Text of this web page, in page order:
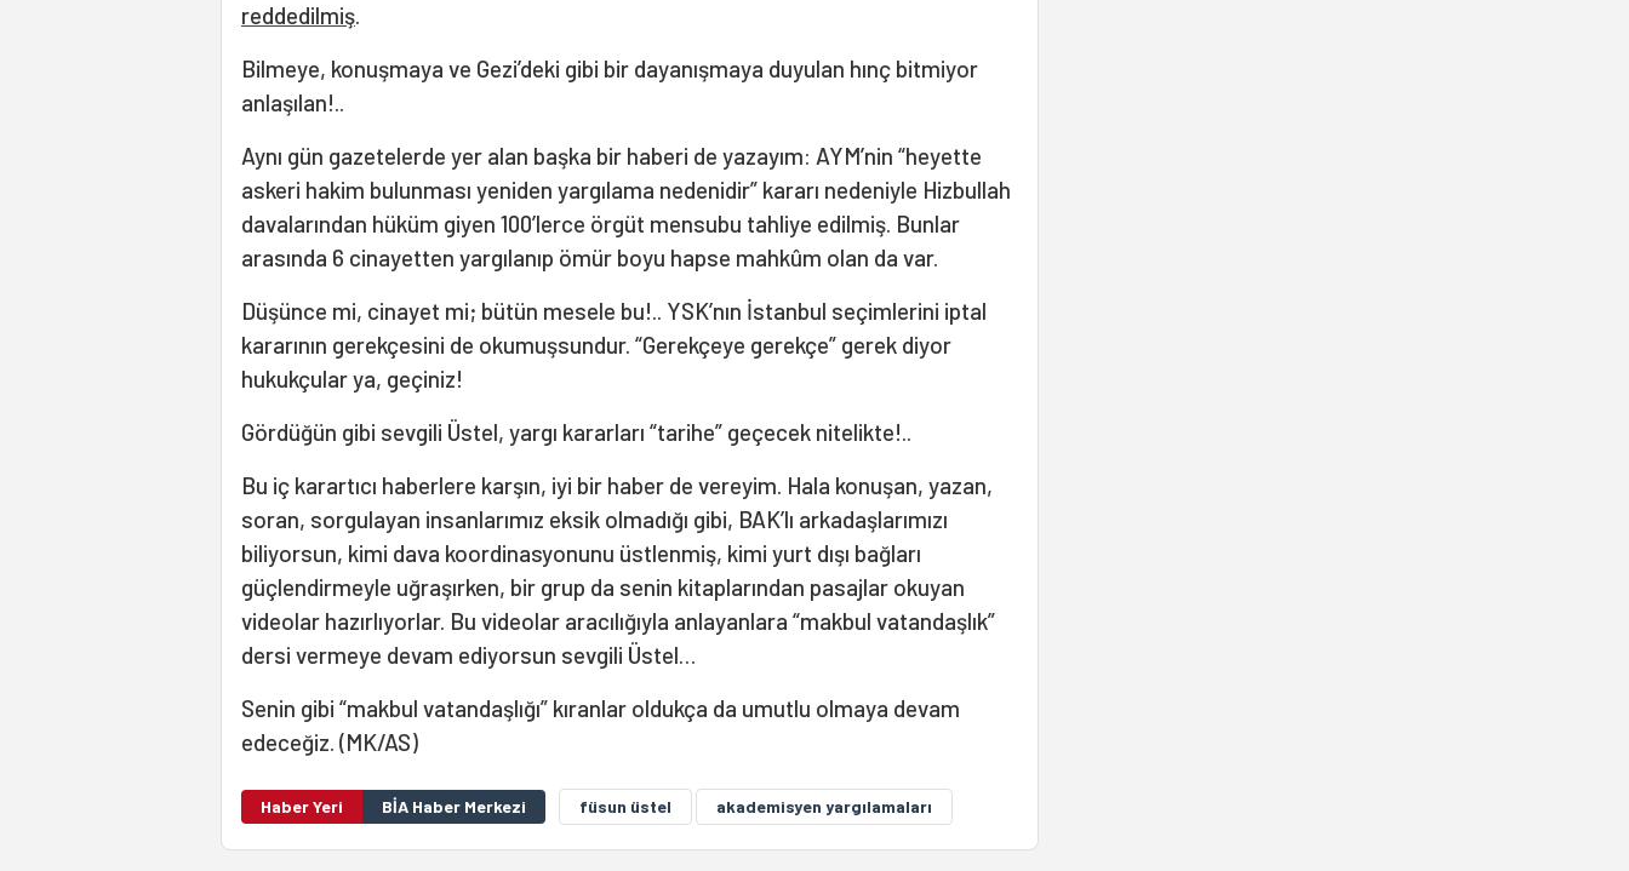
reddedilmiş.
Bilmeye, konuşmaya ve Gezi’deki gibi bir dayanışmaya duyulan hınç bitmiyor
anlaşılan!..
Aynı gün gazetelerde yer alan başka bir haberi de yazayım: AYM’nin “heyette
askeri hakim bulunması yeniden yargılama nedenidir” kararı nedeniyle Hizbullah
davalarından hüküm giyen 100’lerce örgüt mensubu tahliye edilmiş. Bunlar
arasında 6 cinayetten yargılanıp ömür boyu hapse mahkûm olan da var.
Düşünce mi, cinayet mi; bütün mesele bu!.. YSK’nın İstanbul seçimlerini iptal
kararının gerekçesini de okumuşsundur. “Gerekçeye gerekçe” gerek diyor
hukukçular ya, geçiniz!
Gördüğün gibi sevgili Üstel, yargı kararları “tarihe” geçecek nitelikte!..
Bu iç karartıcı haberlere karşın, iyi bir haber de vereyim. Hala konuşan, yazan,
soran, sorgulayan insanlarımız eksik olmadığı gibi, BAK’lı arkadaşlarımızı
biliyorsun, kimi dava koordinasyonunu üstlenmiş, kimi yurt dışı bağları
güçlendirmeyle uğraşırken, bir grup da senin kitaplarından pasajlar okuyan
videolar hazırlıyorlar. Bu videolar aracılığıyla anlayanlara “makbul vatandaşlık”
dersi vermeye devam ediyorsun sevgili Üstel…
Senin gibi “makbul vatandaşlığı” kıranlar oldukça da umutlu olmaya devam
edeceğiz. (MK/AS)
Haber Yeri BİA Haber Merkezi füsun üstel akademisyen yargılamaları